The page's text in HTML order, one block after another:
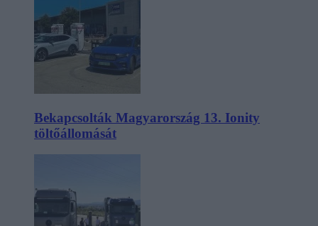
Bekapcsolták Magyarország 13. Ionity
töltőállomását